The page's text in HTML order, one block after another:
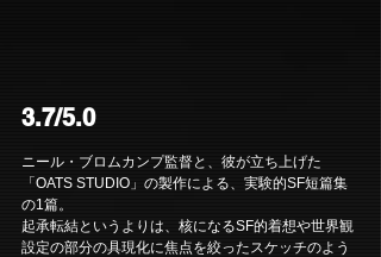
3.7/5.0
ニール・ブロムカンプ監督と、彼が立ち上げた
「OATS STUDIO」の製作による、実験的SF短篇集
の1篇。
起承転結というよりは、核になるSF的着想や世界観
設定の部分の具現化に焦点を絞ったスケッチのよう